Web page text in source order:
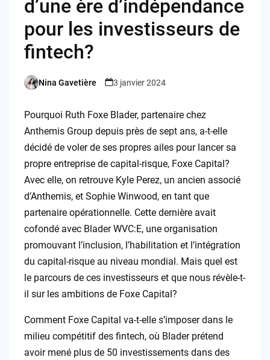
d’une ère d’indépendance
pour les investisseurs de
fintech?
Posted
Nina Gavetière 3 janvier 2024
Pourquoi Ruth Foxe Blader, partenaire chez
Anthemis Group depuis près de sept ans, a-t-elle
décidé de voler de ses propres ailes pour lancer sa
propre entreprise de capital-risque, Foxe Capital?
Avec elle, on retrouve Kyle Perez, un ancien associé
d’Anthemis, et Sophie Winwood, en tant que
partenaire opérationnelle. Cette dernière avait
cofondé avec Blader WVC:E, une organisation
promouvant l’inclusion, l’habilitation et l’intégration
du capital-risque au niveau mondial. Mais quel est
le parcours de ces investisseurs et que nous révèle-t-
il sur les ambitions de Foxe Capital?
Comment Foxe Capital va-t-elle s’imposer dans le
milieu compétitif des fintech, où Blader prétend
avoir mené plus de 50 investissements dans des